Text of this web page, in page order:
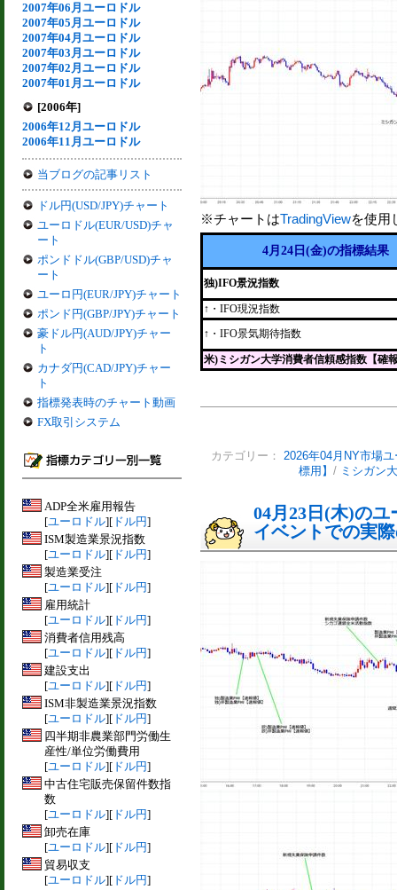
2007年06月ユーロドル
2007年05月ユーロドル
2007年04月ユーロドル
2007年03月ユーロドル
2007年02月ユーロドル
2007年01月ユーロドル
[2006年]
2006年12月ユーロドル
2006年11月ユーロドル
当ブログの記事リスト
ドル円(USD/JPY)チャート
ユーロドル(EUR/USD)チャ
ート
ポンドドル(GBP/USD)チャ
ート
ユーロ円(EUR/JPY)チャート
ポンド円(GBP/JPY)チャート
豪ドル円(AUD/JPY)チャー
ト
カナダ円(CAD/JPY)チャー
ト
指標発表時のチャート動画
FX取引システム
ADP全米雇用報告
[ユーロドル][ ドル円]
ISM製造業景況指数
[ユーロドル][ ドル円]
製造業受注
[ユーロドル][ ドル円]
雇用統計
[ユーロドル][ ドル円]
消費者信用残高
[ユーロドル][ ドル円]
建設支出
[ユーロドル][ ドル円]
ISM非製造業景況指数
[ユーロドル][ ドル円]
四半期非農業部門労働生
産性/単位労働費用
[ユーロドル][ ドル円]
中古住宅販売保留件数指
数
[ユーロドル][ ドル円]
卸売在庫
[ユーロドル][ ドル円]
貿易収支
[ユーロドル][ ドル円]
※チャートはTradingViewを使用
4月24日(金)の指標結果
独)IFO景況指数
↑・IFO現況指数
↑・IFO景気期待指数
米)ミシガン大学消費者信頼感指数【確
カテゴリー： 2026年04月NY市場
標用】 / ミシガン
04月23日(木)の
イベントでの実